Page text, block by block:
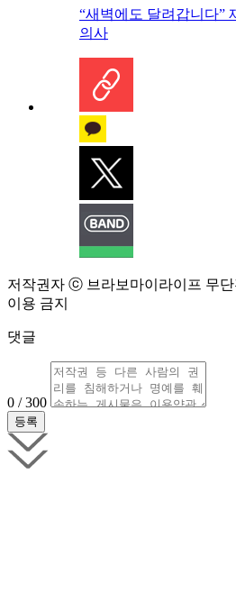
“새벽에도 달려갑니다”
의사
저작권자 ⓒ 브라보마이라이프 무
이용 금지
댓글
0 / 300